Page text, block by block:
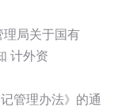
理局关于国有
计外资
管理办法》 的通